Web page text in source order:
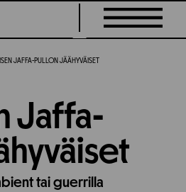
JAFFA-PULLON JÄÄHYVÄISET
Jaffa-
tai guerrilla